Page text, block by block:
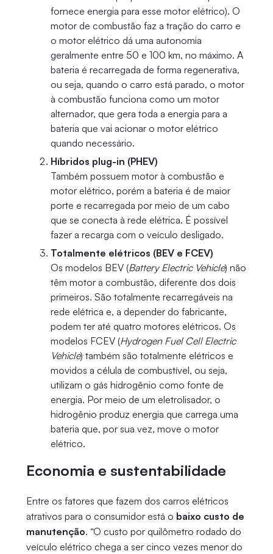
fornece energia para esse motor elétrico). O
motor de combustão faz a tração do carro e
o motor elétrico dá uma autonomia
geralmente entre 50 e 100 km, no máximo. A
bateria é recarregada de forma regenerativa,
ou seja, quando o carro está parado, o motor
à combustão funciona como um motor
alternador, que gera toda a energia para a
bateria que vai acionar o motor elétrico
quando necessário.
Híbridos plug-in (PHEV)
Também possuem motor à combustão e
motor elétrico, porém a bateria é de maior
porte e recarregada por meio de um cabo
que se conecta à rede elétrica. É possível
fazer a recarga com o veículo desligado.
Totalmente elétricos (BEV e FCEV)
Os modelos BEV (Battery Electric Vehicle) não
têm motor a combustão, diferente dos dois
primeiros. São totalmente recarregáveis na
rede elétrica e, a depender do fabricante,
podem ter até quatro motores elétricos. Os
modelos FCEV (Hydrogen Fuel Cell Electric
Vehicle) também são totalmente elétricos e
movidos a célula de combustível, ou seja,
utilizam o gás hidrogênio como fonte de
energia. Por meio de um eletrolisador, o
hidrogênio produz energia que carrega uma
bateria que, por sua vez, move o motor
elétrico.
Economia e sustentabilidade
Entre os fatores que fazem dos carros elétricos
atrativos para o consumidor está o baixo custo de
manutenção. “O custo por quilômetro rodado do
veículo elétrico chega a ser cinco vezes menor do